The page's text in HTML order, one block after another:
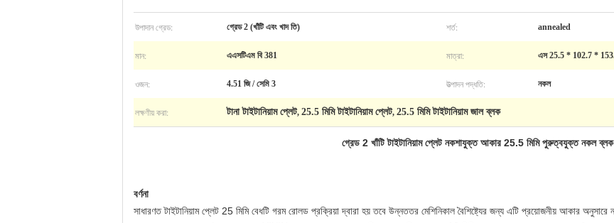
উপাদান গ্রেড: গ্রেড 2 (খাঁটি এবং খাদ তি) শর্ত: annealed
মান: এএসটিএম বি 381 মাত্রা: এস 25.5 * 102.7 *
ওজন: 4.51 জি / সেমি 3 উত্পাদন পদ্ধতি: নকল
লক্ষণীয় করা: টানা টাইটানিয়াম প্লেট, 25.5 মিমি টাইটানিয়াম প্লেট, 25.5 মিমি টাইটানিয়াম জাল ব্লক
গ্রেড 2 খাঁটি টাইটানিয়াম প্লেট নকশাযুক্ত আকার 25.5 মিমি পুরুত্বযুক্ত নকল ব্লক
বর্ণনা
সাধারণত টাইটানিয়াম প্লেট 25 মিমি বেধটি গরম রোলড প্রক্রিয়া দ্বারা হয় তবে উন্নততর মেশিনিকাল বৈশিষ্ট্যের জন্য এটি প্রয়োজনীয় আকার